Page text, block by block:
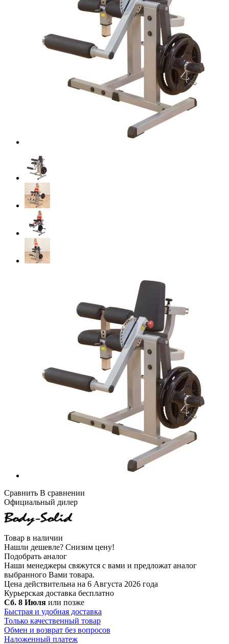
Сравнить В сравнении
Официальный дилер
Товар в наличии
Нашли дешевле? Снизим цену!
Подобрать аналог
Наши менеджеры свяжутся с вами и предложат аналог
выбранного Вами товара.
Цена действительна на 6 Августа 2026 года
Курьерская доставка бесплатно
Сб. 8 Июля или позже
Быстрая и удобная доставка
Только качественный товар
Обмен и возврат без вопросов
Наложенный платеж